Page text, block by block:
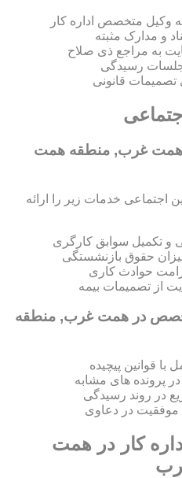
وکیل متخصص اداره کار
و مدارک مثبته
به مراجع ذی صلاح
رسیدگی
تصمیمات قانونی
همت غرب, منطقه همت
اجتماعی خدمات زیر را ارائه
و تکمیل سوابق کارگری
حقوق بازنشستگی
حوادث کاری
از تصمیمات بیمه
در همت غرب, منطقه
با قوانین پیچیده
پرونده های مشابه
در روند رسیدگی
موفقیت در دعاوی
کار در همت